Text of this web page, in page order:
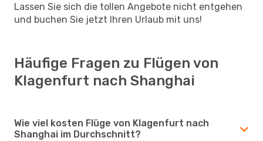
Lassen Sie sich die tollen Angebote nicht entgehen
und buchen Sie jetzt Ihren Urlaub mit uns!
Häufige Fragen zu Flügen von
Klagenfurt nach Shanghai
Wie viel kosten Flüge von Klagenfurt nach
Shanghai im Durchschnitt?